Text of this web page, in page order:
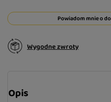
Powiadom mnie o
Wygodne zwroty
Opis